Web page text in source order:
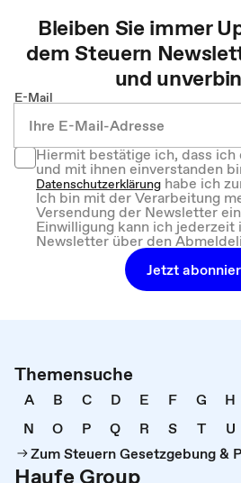
Bleiben Sie immer
demSteuern
und
E-Mail
Hiermit bestätige ich, dass
und mit ihnen einverstanden
Datenschutzerklärung habe ich
Ich bin mit der Verarbeitung
Versendung der Newsletter
Einwilligung kann ich jederzeit
Newsletter über den
Jetzt
Themensuche
A B C D E F G H
N
O P Q R S T U
Zum Steuern Gesetzgebung &
Haufe Group